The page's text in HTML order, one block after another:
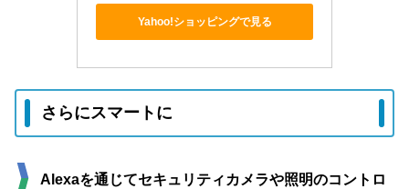
Yahoo!ショッピングで見る
さらにスマートに
Alexaを通じてセキュリティカメラや照明のコントロ